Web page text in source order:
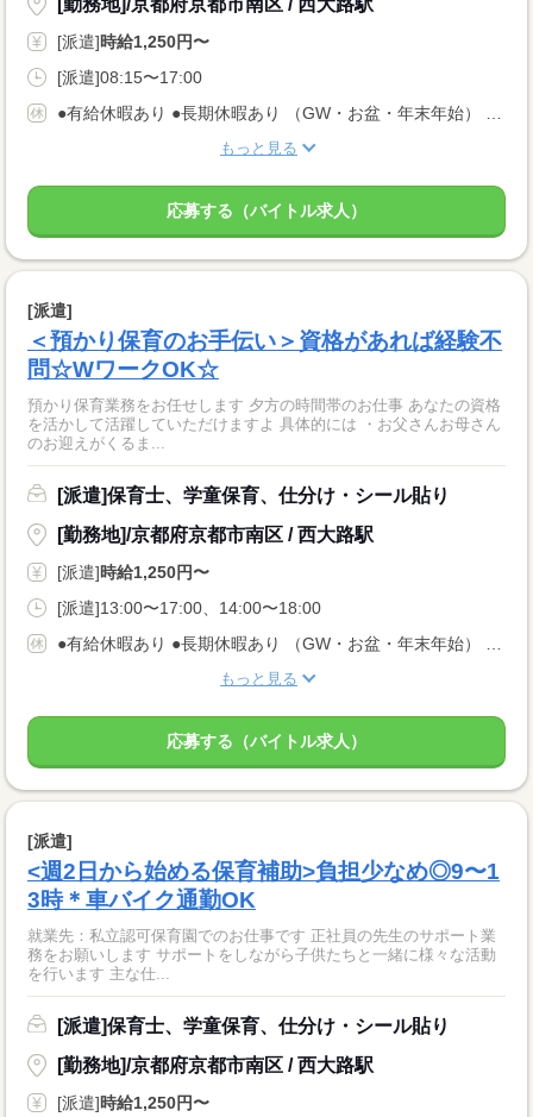
[勤務地]/京都府京都市南区 / 西大路駅
[派遣]時給1,250円〜
[派遣]08:15〜17:00
●有給休暇あり ●長期休暇あり （GW・お盆・年末年始） ●産休・育休・介護休暇あり ※産休育休取得率：95％！
もっと見る
応募する（バイトル求人）
[派遣]
＜預かり保育のお手伝い＞資格があれば経験不
問☆WワークOK☆
預かり保育業務をお任せします 夕方の時間帯のお仕事 あなたの資格
を活かして活躍していただけますよ 具体的には ・お父さんお母さん
のお迎えがくるま...
[派遣]保育士、学童保育、仕分け・シール貼り
[勤務地]/京都府京都市南区 / 西大路駅
[派遣]時給1,250円〜
[派遣]13:00〜17:00、14:00〜18:00
●有給休暇あり ●長期休暇あり （GW・お盆・年末年始） ●産休・育休・介護休暇あり ※産休育休取得率：95％！
もっと見る
応募する（バイトル求人）
[派遣]
<週2日から始める保育補助>負担少なめ◎9〜1
3時＊車バイク通勤OK
就業先：私立認可保育園でのお仕事です 正社員の先生のサポート業
務をお願いします サポートをしながら子供たちと一緒に様々な活動
を行います 主な仕...
[派遣]保育士、学童保育、仕分け・シール貼り
[勤務地]/京都府京都市南区 / 西大路駅
[派遣]時給1,250円〜